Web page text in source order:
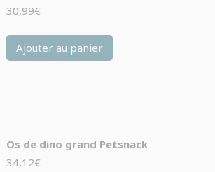
30,99€
Ajouter au panier
Os de dino grand Petsnack
34,12€